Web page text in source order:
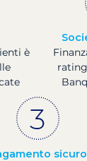
è
sicuro